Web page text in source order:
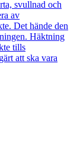
svullnad och
av
Det hände den
Häktning
tills
att ska vara